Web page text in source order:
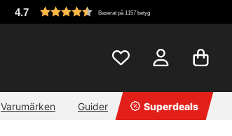
4.7 Baserat på 1157 betyg
Varumärken Guider Superdeals